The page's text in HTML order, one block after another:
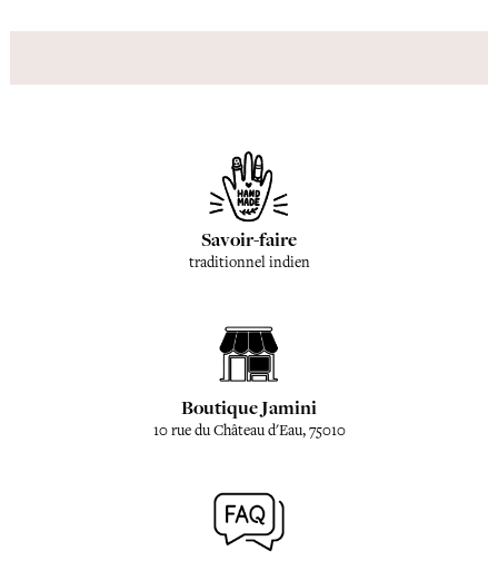
Savoir-faire
traditionnel indien
Boutique Jamini
10 rue du Château d'Eau, 75010